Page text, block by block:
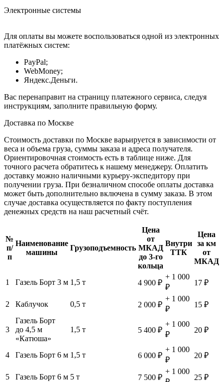
Электронные системы
Для оплаты вы можете воспользоваться одной из электронных
платёжных систем:
PayPal;
WebMoney;
Яндекс.Деньги.
Вас перенаправит на страницу платежного сервиса, следуя
инструкциям, заполните правильную форму.
Доставка по Москве
Стоимость доставки по Москве варьируется в зависимости от
веса и объема груза, суммы заказа и адреса получателя.
Ориентировочная стоимость есть в таблице ниже. Для
точного расчета обратитесь к нашему менеджеру. Оплатить
доставку можно наличными курьеру-экспедитору при
получении груза. При безналичном способе оплаты доставка
может быть дополнительно включена в сумму заказа. В этом
случае доставка осуществляется по факту поступления
денежных средств на наш расчетный счёт.
№
п/
п
Наименование
машины
Грузоподъемность
Цена
от
МКАД
до 3-го
кольца
Внутри
ТТК
Цена
за км
от
МКАД
1 Газель Борт 3 м 1,5 т 4 900 ₽
+ 1 000
₽
17 ₽
2 Каблучок 0,5 т 2 000 ₽
+ 1 000
₽
15 ₽
3
Газель Борт
до 4,5 м
«Катюша»
1,5 т 5 400 ₽
+ 1 000
₽
20 ₽
4 Газель Борт 6 м 1,5 т 6 000 ₽
+ 1 000
₽
20 ₽
5 Газель Борт 6 м 5 т 7 500 ₽
+ 1 000
25 ₽